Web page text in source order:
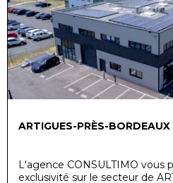
ARTIGUES-PRÈS-BORDEAUX
L'agence CONSULTIMO vous
exclusivité sur le secteur de